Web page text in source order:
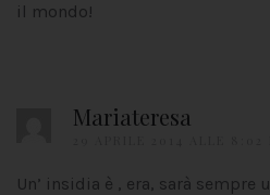
il mondo!
Mariateresa
Un’ insidia è , era, sarà